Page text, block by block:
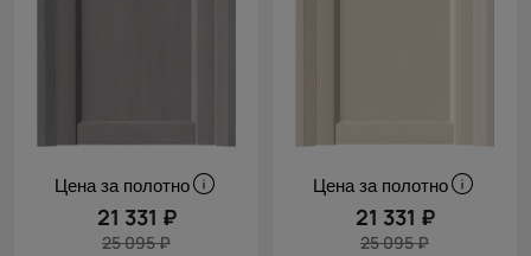
Цена за полотно
21 331 ₽
25 095 ₽
Цена за полотно
21 331 ₽
25 095 ₽